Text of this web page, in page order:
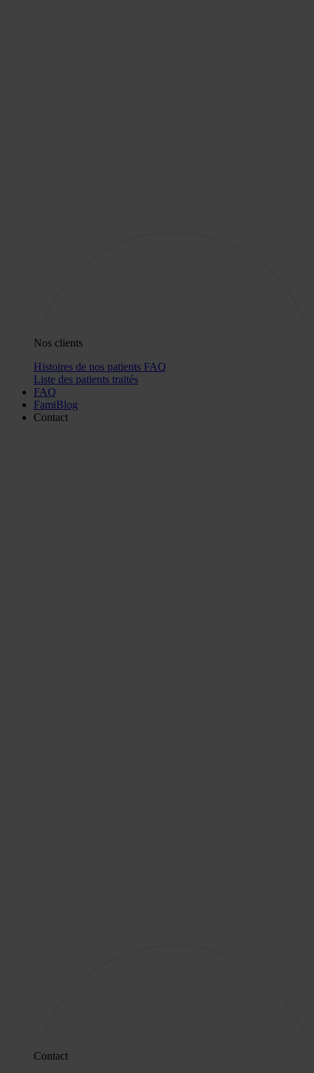
Nos clients
Histoires de nos patients FAQ
Liste des patients traités
FAQ
FamiBlog
Contact
Contact